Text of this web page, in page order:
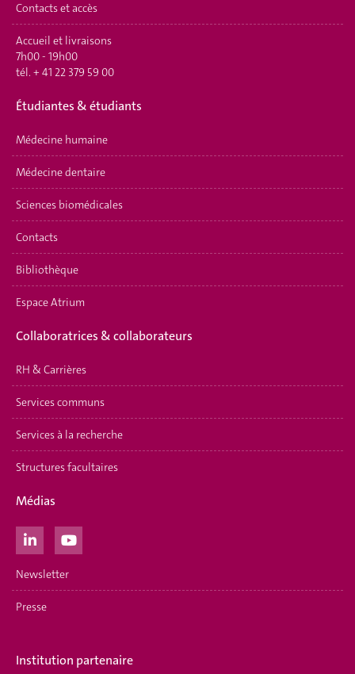
Contacts et accès
Accueil et livraisons
7h00 - 19h00
tél. + 41 22 379 59 00
Étudiantes & étudiants
Médecine humaine
Médecine dentaire
Sciences biomédicales
Contacts
Bibliothèque
Espace Atrium
Collaboratrices & collaborateurs
RH & Carrières
Services communs
Services à la recherche
Structures facultaires
Médias
Newsletter
Presse
Institution partenaire